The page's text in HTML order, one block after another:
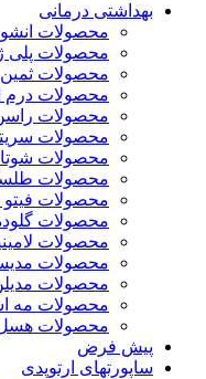
بهداشتی درمانی
محصولات
محصولات پلی
محصولات ثمین
محصولات درم
محصولات
محصولات
محصولات
محصولات
محصولات فیتو
محصولات
محصولات
محصولات
محصولات
محصولات مه
محصولات
پیش فرض
ساپورتهای ارتوپدی